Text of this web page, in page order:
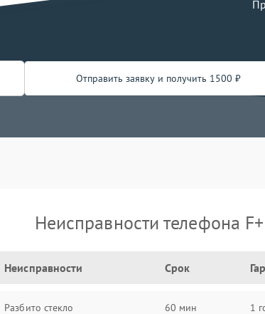
Отправить заявку и получить 1500 ₽
Неисправности телефона F+
Неисправности Срок
Разбито стекло 60 мин 1